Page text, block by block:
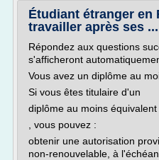
Étudiant étranger en
travailler après ses ...
Répondez aux questions
s'afficheront
Vous avez un diplôme au
Si vous êtes titulaire d'un
diplôme au moins
, vous pouvez :
obtenir une autorisation
non-renouvelable, à